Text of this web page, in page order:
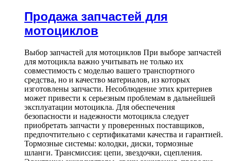
Продажа запчастей для
мотоциклов
Выбор запчастей для мотоциклов При выборе запчастей
для мотоцикла важно учитывать не только их
совместимость с моделью вашего транспортного
средства, но и качество материалов, из которых
изготовлены запчасти. Несоблюдение этих критериев
может привести к серьезным проблемам в дальнейшей
эксплуатации мотоцикла. Для обеспечения
безопасности и надежности мотоцикла следует
приобретать запчасти у проверенных поставщиков,
предпочтительно с сертификатами качества и гарантией.
Тормозные системы: колодки, диски, тормозные
шланги. Трансмиссия: цепи, звездочки, сцепления.